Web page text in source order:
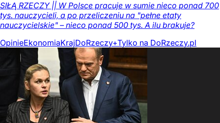
SIŁĄ RZECZY || W Polsce pracuje w sumie nieco ponad 700
tys. nauczycieli, a po przeliczeniu na "pełne etaty
nauczycielskie" – nieco ponad 500 tys. A ilu brakuje?
OpinieEkonomiaKrajDoRzeczy+Tylko na DoRzeczy.pl